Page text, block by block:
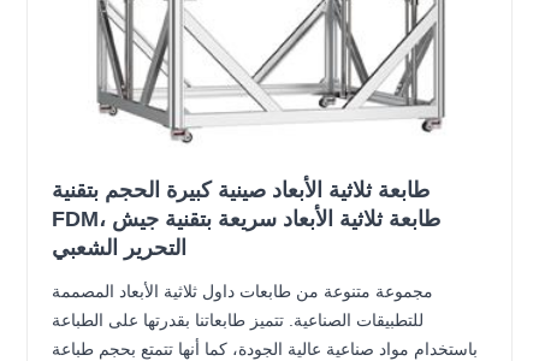
طابعة ثلاثية الأبعاد صينية كبيرة الحجم بتقنية
FDM، طابعة ثلاثية الأبعاد سريعة بتقنية جيش
التحرير الشعبي
مجموعة متنوعة من طابعات داول ثلاثية الأبعاد المصممة
للتطبيقات الصناعية. تتميز طابعاتنا بقدرتها على الطباعة
باستخدام مواد صناعية عالية الجودة، كما أنها تتمتع بحجم طباعة